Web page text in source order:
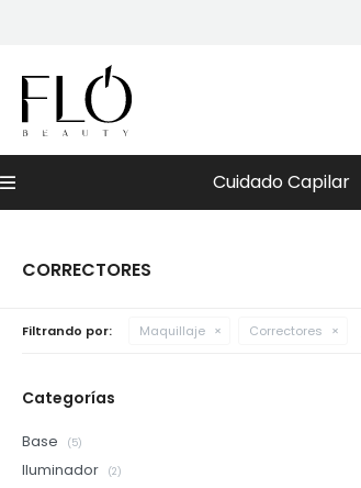
Menú Cuidado Capilar
CORRECTORES
Filtrando por: Maquillaje Correctores
Categorías
Base (5)
Iluminador (2)